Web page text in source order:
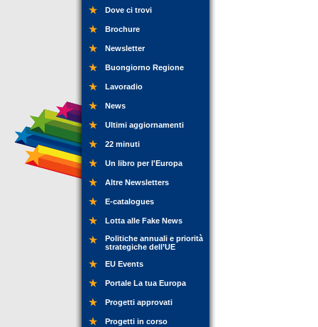
Dove ci trovi
Brochure
Newsletter
Buongiorno Regione
Lavoradio
News
Ultimi aggiornamenti
22 minuti
Un libro per l'Europa
Altre Newsletters
E-catalogues
Lotta alle Fake News
Politiche annuali e priorità
strategiche dell’UE
EU Events
Portale La tua Europa
Progetti approvati
Progetti in corso